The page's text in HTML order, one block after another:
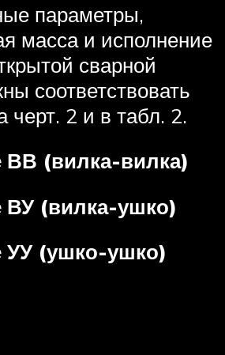
параметры,
масса и исполнение
сварной
соответствовать
черт. 2 и в табл. 2.
ВВ (вилка-вилка)
ВУ (вилка-ушко)
УУ (ушко-ушко)